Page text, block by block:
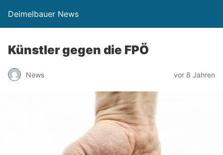
Deimelbauer News
Künstler gegen die FPÖ
News vor 8 Jahren